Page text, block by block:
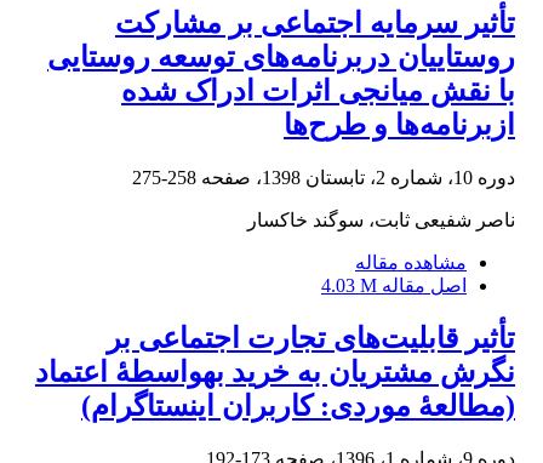
تأثیر سرمایه اجتماعی بر مشارکت
روستاییان دربرنامه‌های توسعه روستایی
با نقش میانجی اثرات ادراک شده
ازبرنامه‌ها و طرح‌ها
دوره 10، شماره 2، تابستان 1398، صفحه 258-275
ناصر شفیعی ثابت، سوگند خاکسار
مشاهده مقاله
اصل مقاله 4.03 M
تأثیر قابلیت‌های تجارت اجتماعی بر
نگرش مشتریان به خرید بهواسطۀ اعتماد
(مطالعۀ موردی: کاربران اینستاگرام)
دوره 9، شماره 1، 1396، صفحه 173-192